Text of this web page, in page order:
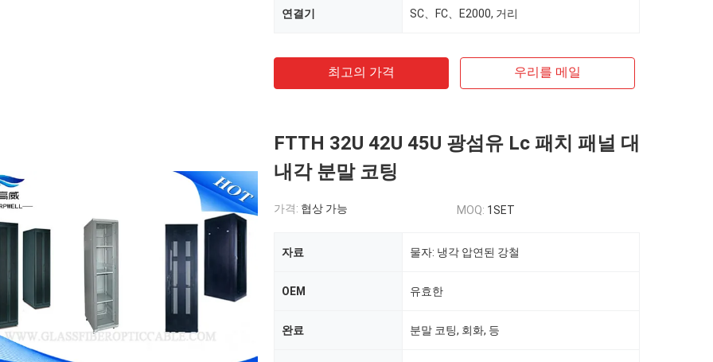
연결기 SC、FC、E2000, 거리
최고의 가격 우리를 메일
FTTH 32U 42U 45U 광섬유 Lc 패치 패널 대
내각 분말 코팅
가격: 협상 가능 MOQ: 1SET
자료 물자: 냉각 압연된 강철
OEM 유효한
완료 분말 코팅, 회화, 등